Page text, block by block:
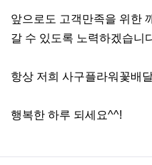
앞으로도 고객만족을 위한
갈 수 있도록 노력하겠습니
항상 저희 사구플라워꽃배
행복한 하루 되세요^^!